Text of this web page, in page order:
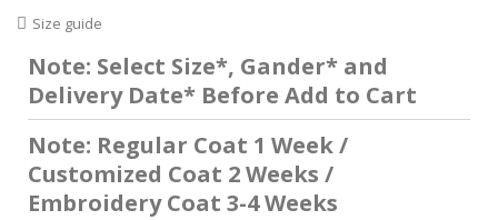
Size guide
Note: Select Size*, Gander* and
Delivery Date* Before Add to Cart
Note: Regular Coat 1 Week /
Customized Coat 2 Weeks /
Embroidery Coat 3-4 Weeks